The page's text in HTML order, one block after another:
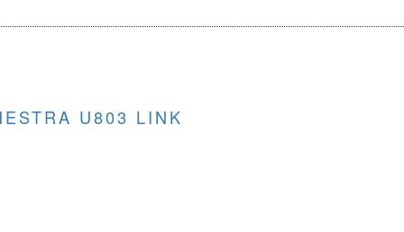
U803 LINK